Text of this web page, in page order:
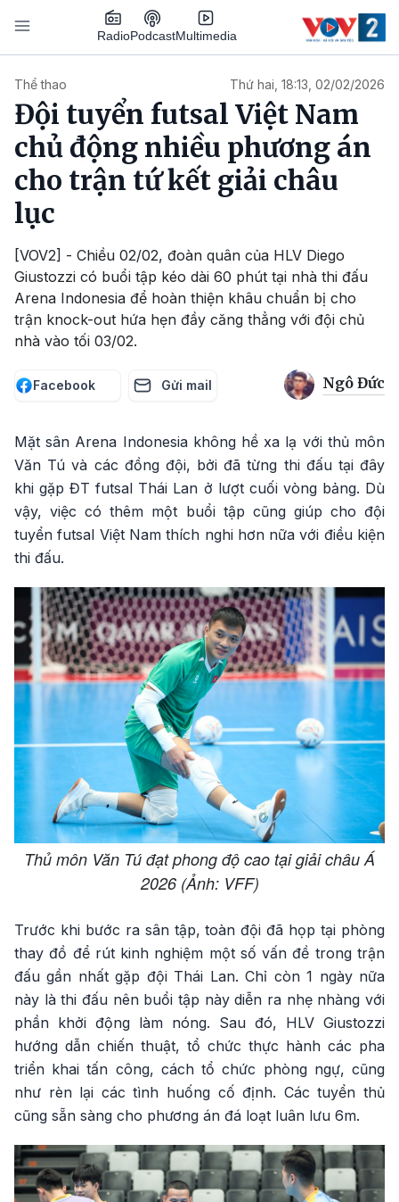
Nhảy đến nội dung
RadioPodcastMultimedia
Thể thao Thứ hai, 18:13, 02/02/2026
Đội tuyển futsal Việt Nam
chủ động nhiều phương án
cho trận tứ kết giải châu
lục
[VOV2] - Chiều 02/02, đoàn quân của HLV Diego
Giustozzi có buổi tập kéo dài 60 phút tại nhà thi đấu
Arena Indonesia để hoàn thiện khâu chuẩn bị cho
trận knock-out hứa hẹn đầy căng thẳng với đội chủ
nhà vào tối 03/02.
Facebook Gửi mail Ngô Đức
Mặt sân Arena Indonesia không hề xa lạ với thủ môn
Văn Tú và các đồng đội, bởi đã từng thi đấu tại đây
khi gặp ĐT futsal Thái Lan ở lượt cuối vòng bảng. Dù
vậy, việc có thêm một buổi tập cũng giúp cho đội
tuyển futsal Việt Nam thích nghi hơn nữa với điều kiện
thi đấu.
Thủ môn Văn Tú đạt phong độ cao tại giải châu Á
2026 (Ảnh: VFF)
Trước khi bước ra sân tập, toàn đội đã họp tại phòng
thay đồ để rút kinh nghiệm một số vấn đề trong trận
đấu gần nhất gặp đội Thái Lan. Chỉ còn 1 ngày nữa
này là thi đấu nên buổi tập này diễn ra nhẹ nhàng với
phần khởi động làm nóng. Sau đó, HLV Giustozzi
hướng dẫn chiến thuật, tổ chức thực hành các pha
triển khai tấn công, cách tổ chức phòng ngự, cũng
như rèn lại các tình huống cố định. Các tuyển thủ
cũng sẵn sàng cho phương án đá loạt luân lưu 6m.